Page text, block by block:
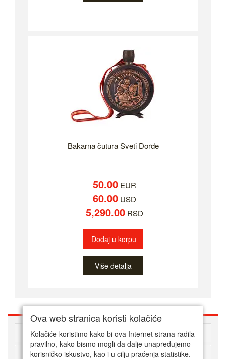
Bakarna čutura Sveti Đorde
50.00EUR
60.00USD
5,290.00RSD
Dodaj u korpu
Više detalja
O nama
Kako kupovati online
Ova web stranica koristi kolačiće
Kolačiće koristimo kako bi ova Internet strana radila
pravilno, kako bismo mogli da dalje unapređujemo
korisničko iskustvo, kao i u cilju praćenja statistike.